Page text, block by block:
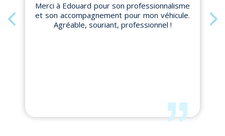
Merci à Edouard pour son professionnalisme
et son accompagnement pour mon véhicule.
Agréable, souriant, professionnel !